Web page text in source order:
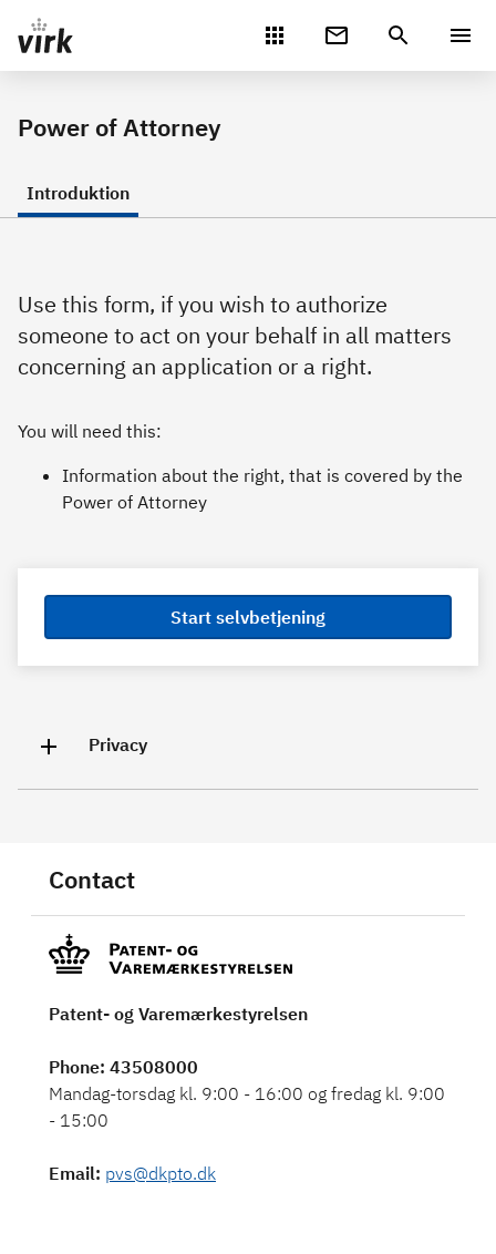
Gå direkte til indhold
Power of Attorney
Introduktion
Use this form, if you wish to authorize
someone to act on your behalf in all matters
concerning an application or a right.
You will need this:
Information about the right, that is covered by the
Power of Attorney
Start selvbetjening
Privacy
Contact
Patent- og Varemærkestyrelsen
Phone: 43508000
Mandag-torsdag kl. 9:00 - 16:00 og fredag kl. 9:00
- 15:00
Email: pvs@dkpto.dk